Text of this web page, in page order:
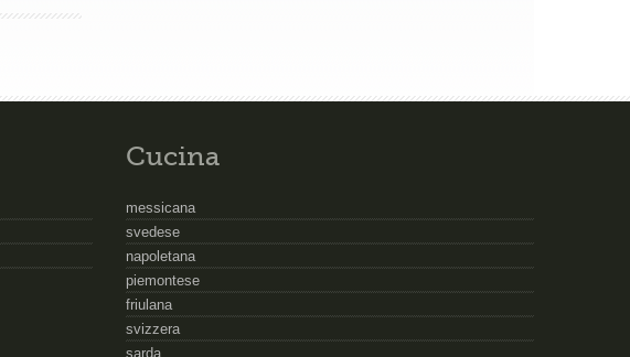
Cucina
messicana
svedese
napoletana
piemontese
friulana
svizzera
sarda